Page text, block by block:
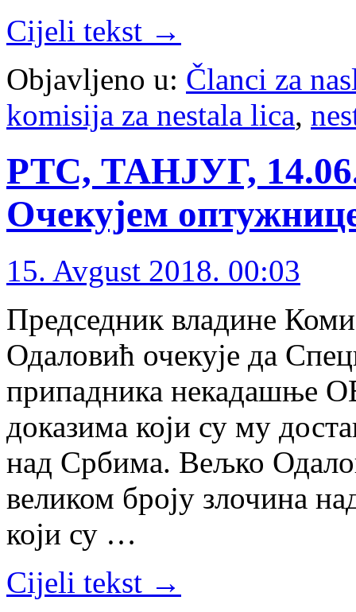
Cijeli tekst →
Objavljeno u: Članci za
komisija za nestala lica,
РТС, ТАНЈУГ,
Очекујем
15. Avgust 2018. 00:03
Председник владине
Одаловић очекује да
припадника некадашње
доказима који су му
над Србима. Вељко
великом броју злочина
који су …
Cijeli tekst →